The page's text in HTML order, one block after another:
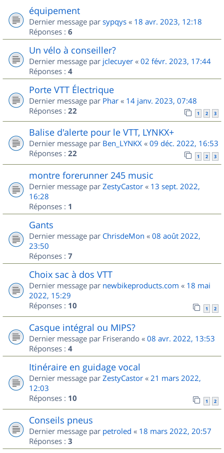
équipement
Dernier message par sypqys « 18 avr. 2023, 12:18
Réponses : 6
Un vélo à conseiller?
Dernier message par jclecuyer « 02 févr. 2023, 17:44
Réponses : 4
Porte VTT Électrique
Dernier message par Phar « 14 janv. 2023, 07:48
Réponses : 22 1 2 3
Balise d'alerte pour le VTT, LYNKX+
Dernier message par Ben_LYNKX « 09 déc. 2022, 16:53
Réponses : 22 1 2 3
montre forerunner 245 music
Dernier message par ZestyCastor « 13 sept. 2022,
16:28
Réponses : 1
Gants
Dernier message par ChrisdeMon « 08 août 2022,
23:50
Réponses : 7
Choix sac à dos VTT
Dernier message par newbikeproducts.com « 18 mai
2022, 15:29
Réponses : 10 1 2
Casque intégral ou MIPS?
Dernier message par Friserando « 08 avr. 2022, 13:53
Réponses : 4
Itinéraire en guidage vocal
Dernier message par ZestyCastor « 21 mars 2022,
12:03
Réponses : 10 1 2
Conseils pneus
Dernier message par petroled « 18 mars 2022, 20:57
Réponses : 3